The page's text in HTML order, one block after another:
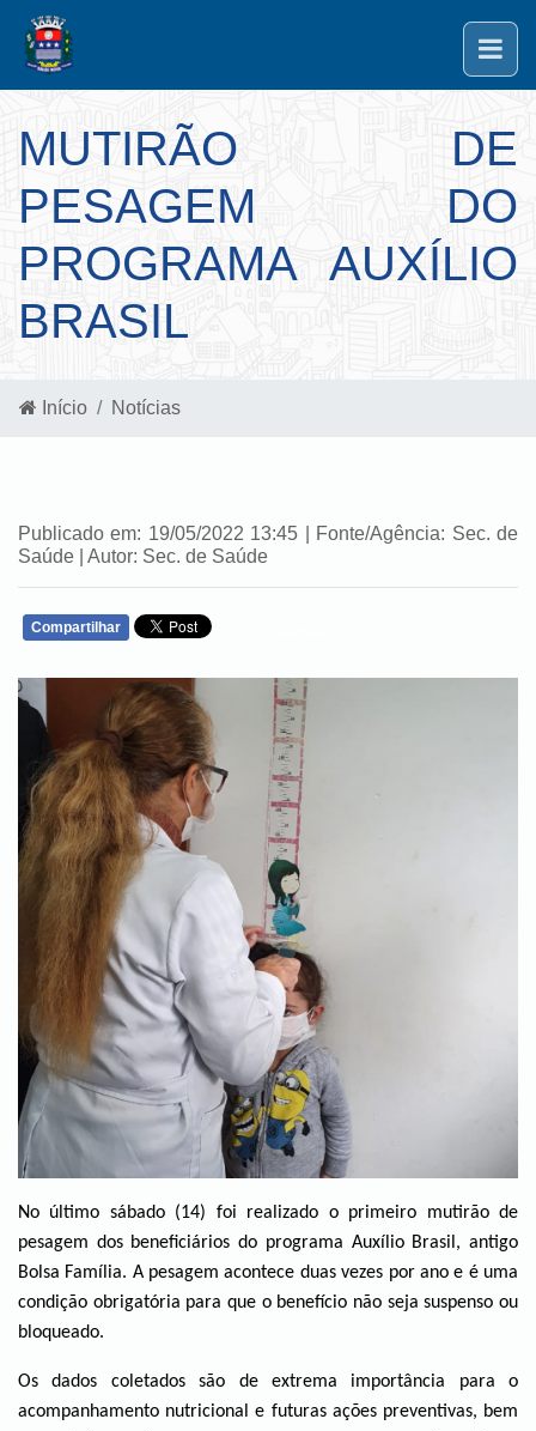
MUTIRÃO DE
PESAGEM DO
PROGRAMA AUXÍLIO
BRASIL
Início Notícias
Publicado em: 19/05/2022 13:45 | Fonte/Agência: Sec. de
Saúde | Autor: Sec. de Saúde
Compartilhar
No último sábado (14) foi realizado o primeiro mutirão de
pesagem dos beneficiários do programa Auxílio Brasil, antigo
Bolsa Família. A pesagem acontece duas vezes por ano e é uma
condição obrigatória para que o benefício não seja suspenso ou
bloqueado.
Os dados coletados são de extrema importância para o
acompanhamento nutricional e futuras ações preventivas, bem